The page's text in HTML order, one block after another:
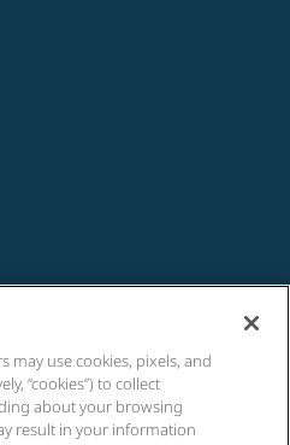
may use cookies, pixels, and
“cookies”) to collect
about your browsing
result in your information